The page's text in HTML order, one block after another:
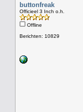
buttonfreak
Officieel 3 Inch o.h.
Offline
Berichten: 10829